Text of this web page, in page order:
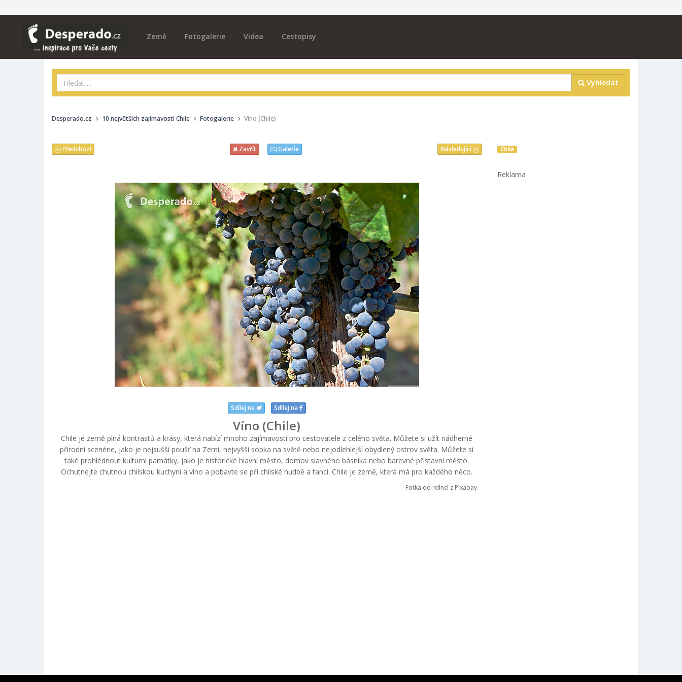
Země Fotogalerie Videa Cestopisy
Vyhledat
Desperado.cz 10 největších zajímavostí Chile Fotogalerie Víno (Chile)
Následující
Předchozí Zavřít Galerie
Sdílej na Sdílej na
Víno (Chile)
Chile je země plná kontrastů a krásy, která nabízí mnoho zajímavostí pro cestovatele z celého světa. Můžete si užít nádherné
přírodní scenérie, jako je nejsušší poušť na Zemi, nejvyšší sopka na světě nebo nejodlehlejší obydlený ostrov světa. Můžete si
také prohlédnout kulturní památky, jako je historické hlavní město, domov slavného básníka nebo barevné přístavní město.
Ochutnejte chutnou chilskou kuchyni a víno a pobavte se při chilské hudbě a tanci. Chile je země, která má pro každého něco.
Fotka od rdlncl z Pixabay
Chile
Reklama